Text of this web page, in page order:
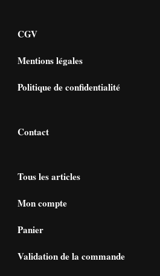
CGV
Mentions légales
Politique de confidentialité
Contact
Tous les articles
Mon compte
Panier
Validation de la commande